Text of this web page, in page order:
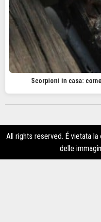
Scorpioni in casa:
All rights reserved. É vietata
delle